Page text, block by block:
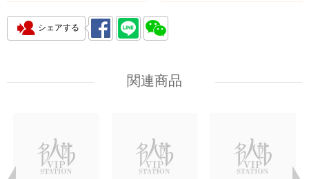
シェアする
関連商品